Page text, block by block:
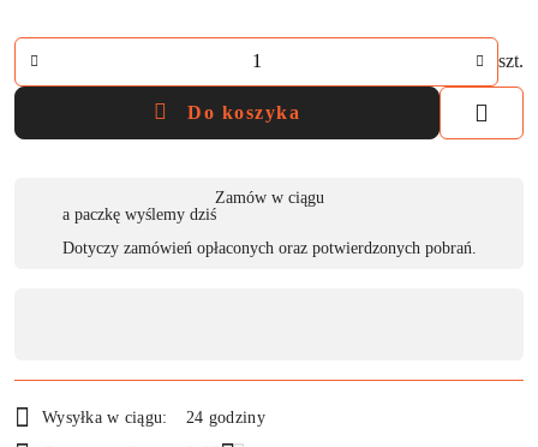
szt.
Do koszyka
płatność
Zamów w ciągu
a paczkę wyślemy dziś
Dotyczy zamówień opłaconych oraz potwierdzonych pobrań.
Wysyłka w ciągu:
24 godziny